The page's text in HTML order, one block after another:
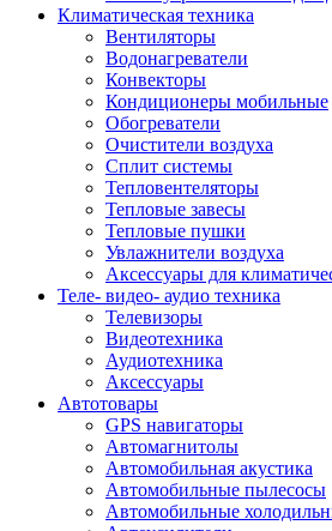
Климатическая техника
Вентиляторы
Водонагреватели
Конвекторы
Кондиционеры мобильные
Обогреватели
Очистители воздуха
Сплит системы
Тепловентеляторы
Тепловые завесы
Тепловые пушки
Увлажнители воздуха
Аксессуары для
Теле- видео- аудио техника
Телевизоры
Видеотехника
Аудиотехника
Аксессуары
Автотовары
GPS навигаторы
Автомагнитолы
Автомобильная акустика
Автомобильные пылесосы
Автомобильные